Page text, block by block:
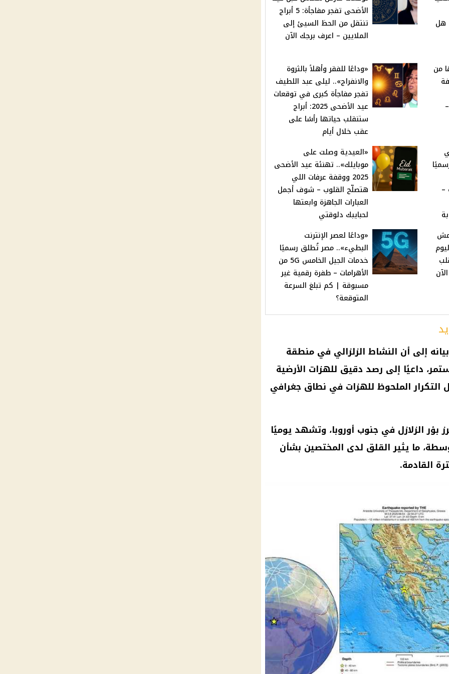
هل
الأضحى تفجر مفاجأة: 5 أبراج
تنتقل من الحظ السيئ إلى
الملايين – اعرف برجك الآن
من
–
«وداعًا للفقر وأهلاً بالثروة
والانفراج».. ليلى عبد اللطيف
تفجر مفاجأة كبرى في توقعات
عيد الأضحى 2025: أبراج
ستنقلب حياتها رأسًا على
عقب خلال أيام
سنة –
«العيدية وصلت على
موبايلك».. تهنئة عيد الأضحى
2025 ووقفة عرفات اللي
هتصلّح القلوب – شوف أجمل
العبارات الجاهزة وابعتها
لحبايبك دلوقتي
مش
2025 تقلب
– شوف عيار 21 الآن
«وداعًا لعصر الإنترنت
البطيء».. مصر تُطلق رسميًا
خدمات الجيل الخامس 5G من
الأهرامات – طفرة رقمية غير
مسبوقة | كم تبلغ السرعة
المتوقعة؟
إلى أن النشاط الزلزالي في منطقة
داعيًا إلى رصد دقيق للهزات الأرضية
التكرار الملحوظ للهزات في نطاق جغرافي
بؤرالزلازل في جنوب أوروبا، وتشهد يوميًا
ما يثير القلق لدى المختصين بشأن
القادمة.